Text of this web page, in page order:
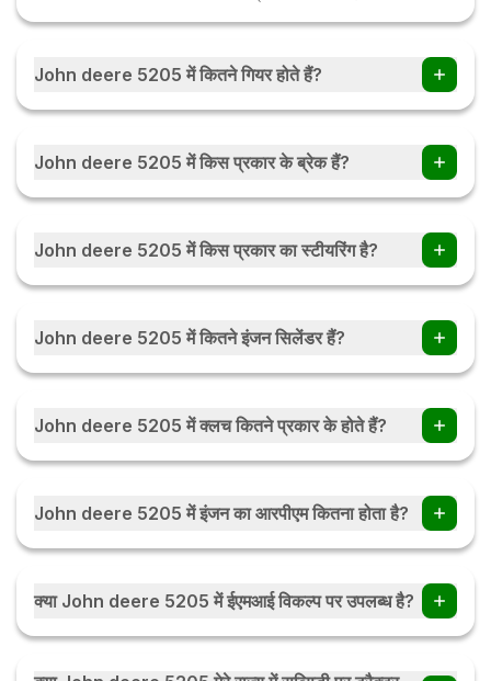
John deere 5205 में कितने गियर होते हैं?
John deere 5205 ट्रैक्टर में 8 Forward + 4 Reverse गियर हैं।
John deere 5205 में किस प्रकार के ब्रेक हैं?
John deere 5205 में Oil Immersed Brakes हैं।
John deere 5205 में किस प्रकार का स्टीयरिंग है?
John deere 5205 में Power Steering हैं।
John deere 5205 में कितने इंजन सिलेंडर हैं?
John deere 5205 में 3 इंजन सिलेंडर हैं।
John deere 5205 में क्लच कितने प्रकार के होते हैं?
John deere 5205 में क्लच Single / Dual प्रकार के होते हैं।
John deere 5205 में इंजन का आरपीएम कितना होता है?
John deere 5205 में इंजन का 2100 होता हैं।
क्या John deere 5205 में ईएमआई विकल्प पर उपलब्ध है?
हाँ, आप John deere 5205 ईएमआई विकल्प पर ट्रैक्टर खरीद सकते हैं .
आप मासिक / त्रैमासिक / या मौसमी ईएमआई पर ईएमआई विकल्प की जाँच करें